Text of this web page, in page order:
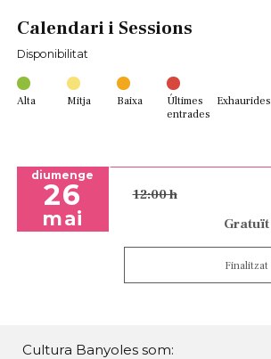
Calendari i Sessions
Disponibilitat
Alta Mitja Baixa
Últimes
entrades
Exhaurides
diumenge
26
mai
12:00 h
Gratuït
Finalitzat
Cultura Banyoles som: